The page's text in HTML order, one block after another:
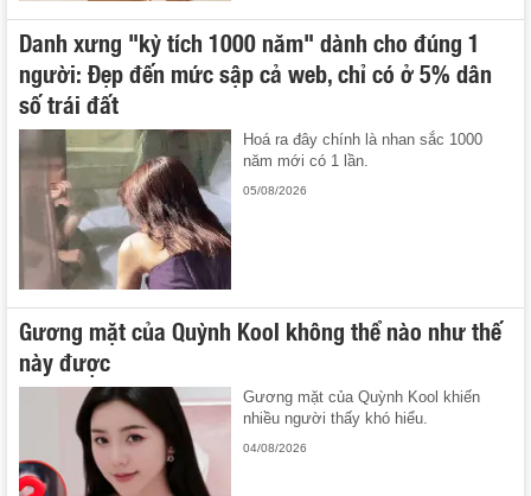
Danh xưng "kỳ tích 1000 năm" dành cho đúng 1
người: Đẹp đến mức sập cả web, chỉ có ở 5% dân
số trái đất
Hoá ra đây chính là nhan sắc 1000
năm mới có 1 lần.
05/08/2026
Gương mặt của Quỳnh Kool không thể nào như thế
này được
Gương mặt của Quỳnh Kool khiến
nhiều người thấy khó hiểu.
04/08/2026